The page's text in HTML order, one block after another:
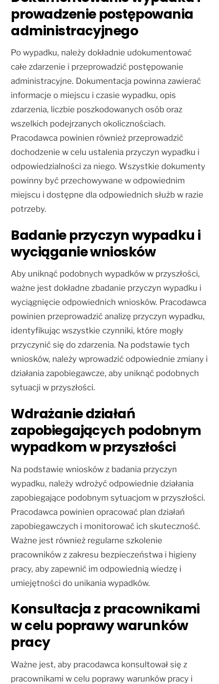
prowadzenie postępowania
administracyjnego
Po wypadku, należy dokładnie udokumentować
całe zdarzenie i przeprowadzić postępowanie
administracyjne. Dokumentacja powinna zawierać
informacje o miejscu i czasie wypadku, opis
zdarzenia, liczbie poszkodowanych osób oraz
wszelkich podejrzanych okolicznościach.
Pracodawca powinien również przeprowadzić
dochodzenie w celu ustalenia przyczyn wypadku i
odpowiedzialności za niego. Wszystkie dokumenty
powinny być przechowywane w odpowiednim
miejscu i dostępne dla odpowiednich służb w razie
potrzeby.
Badanie przyczyn wypadku i
wyciąganie wniosków
Aby uniknąć podobnych wypadków w przyszłości,
ważne jest dokładne zbadanie przyczyn wypadku i
wyciągnięcie odpowiednich wniosków. Pracodawca
powinien przeprowadzić analizę przyczyn wypadku,
identyfikując wszystkie czynniki, które mogły
przyczynić się do zdarzenia. Na podstawie tych
wniosków, należy wprowadzić odpowiednie zmiany i
działania zapobiegawcze, aby uniknąć podobnych
sytuacji w przyszłości.
Wdrażanie działań
zapobiegających podobnym
wypadkom w przyszłości
Na podstawie wniosków z badania przyczyn
wypadku, należy wdrożyć odpowiednie działania
zapobiegające podobnym sytuacjom w przyszłości.
Pracodawca powinien opracować plan działań
zapobiegawczych i monitorować ich skuteczność.
Ważne jest również regularne szkolenie
pracowników z zakresu bezpieczeństwa i higieny
pracy, aby zapewnić im odpowiednią wiedzę i
umiejętności do unikania wypadków.
Konsultacja z pracownikami
w celu poprawy warunków
pracy
Ważne jest, aby pracodawca konsultował się z
pracownikami w celu poprawy warunków pracy i